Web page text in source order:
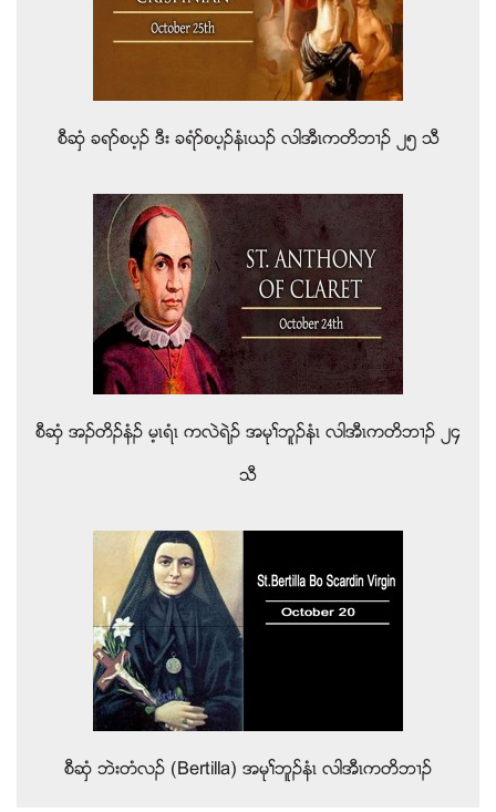
စီဆွံ ခရဏစပ့ဥ ဒီး ခရံဏစပ့ဥနံၚဎဥ လါအီၚကတိဘ႕ဥ ၂၅ သီ
စီဆွံ အဥတိဥနံဥ မ့ၚရံၚ ကလဲရဲဥ အမုႈဘူဥနံၚ လါအီၚကတိဘ႕ဥ ၂၄
သီ
စီဆွံ ဘဲးတံလဥ (Bertilla) အမုႈဘူဥနံၚ လါအီၚကတိဘ႕ဥ